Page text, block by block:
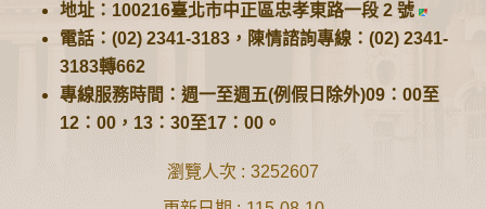
地址：100216臺北市中正區忠孝東路一段 2 號
電話：(02) 2341-3183，陳情諮詢專線：(02) 2341-
3183轉662
專線服務時間：週一至週五(例假日除外)09：00至
12：00，13：30至17：00。
瀏覽人次
3252607